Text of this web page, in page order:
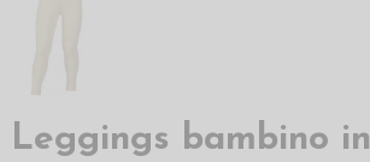
Leggings bambino in